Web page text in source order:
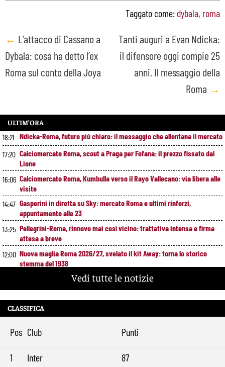
Taggato come: dybala, roma
Post
navigation
← L’attacco di Cassano a
Dybala: cosa ha detto l’ex
Roma sul conto della Joya
Tanti auguri a Evan Ndicka:
il difensore oggi compie 25
anni. Il messaggio della
Roma →
ULTIM’ORA
18:21 Ndicka-Roma, futuro più chiaro: il messaggio che allontana il mercato
17:20 Calciomercato Roma, scout a Praga per Fofana: il prezzo fissato dal
Lione
16:06 Calciomercato Roma, Kumbulla verso il Rayo Vallecano: via libera alle
visite
14:47 Gasperini in diretta su Sky: mercato Roma e ultimi rinforzi,
appuntamento alle 23
13:25 Pellegrini-Roma, rinnovo mai così vicino: trattativa intensa e firma
attesa a breve
12:00 Nuova maglia Roma 2026/27, svelato il kit Away: torna lo storico
stemma del 1938
Alajbegovic, Pjanic svela il ruolo: perché il talento seguito dalla Roma
ha scelto la Juventus
9:29
Roma, il mercato ora è nelle sue mani: dopo Molina manca soltanto
l’ala
Vedi tutte le notizie
CLASSIFICA
Pos Club Punti
1 Inter
87